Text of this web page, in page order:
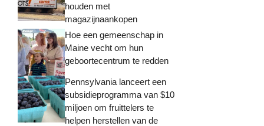
houden met
magazijnaankopen
Hoe een gemeenschap in
Maine vecht om hun
geboortecentrum te redden
Pennsylvania lanceert een
subsidieprogramma van $10
miljoen om fruittelers te
helpen herstellen van de